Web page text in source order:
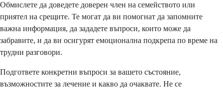
Обмислете да доведете доверен член на семейството или
приятел на срещите. Те могат да ви помогнат да запомните
важна информация, да зададете въпроси, които може да
забравите, и да ви осигурят емоционална подкрепа по време на
трудни разговори.
Подгответе конкретни въпроси за вашето състояние,
възможностите за лечение и какво да очаквате. Не се